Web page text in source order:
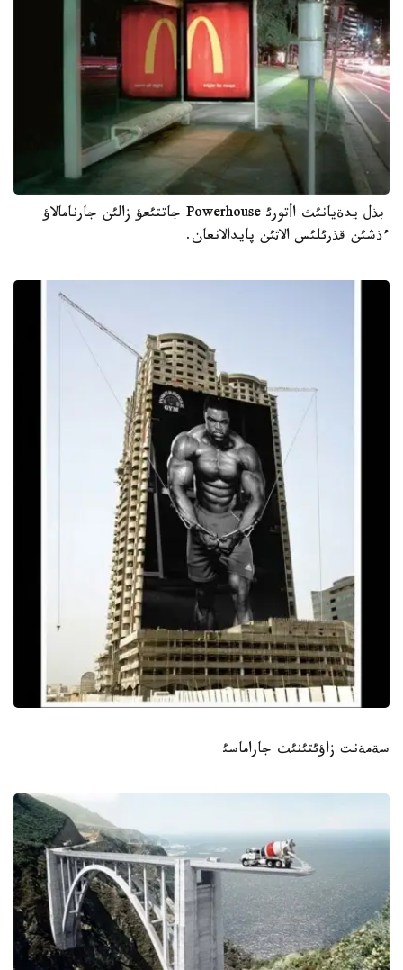
بذل يدةيانئث اأتورئ Powerhouse جاتتئعؤ زالئن جارنامالاؤ
ءذشئن قذرئلئس الاثئن پايدالانعان.
سةمةنت زاؤئتئنئث جاراماسئ